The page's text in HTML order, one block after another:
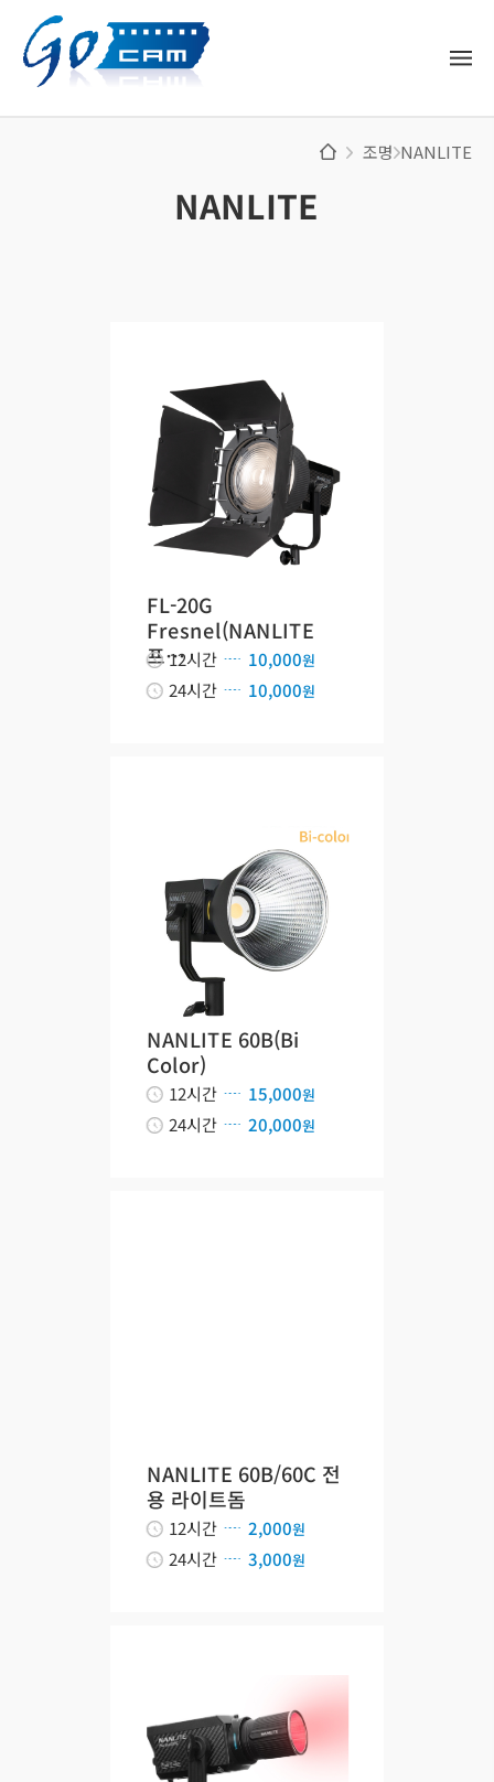
조명 NANLITE
NANLITE
FL-20G
Fresnel(NANLITE
프…12시간 10,000원
24시간 10,000원
NANLITE 60B(Bi
Color)
12시간 15,000원
24시간 20,000원
NANLITE 60B/60C 전
용 라이트돔
12시간 2,000원
24시간 3,000원